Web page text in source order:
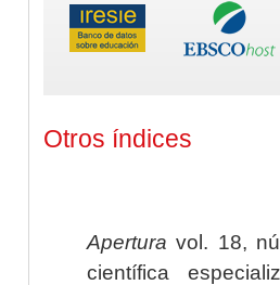
Otros índices
Apertura vol. 18,
científica